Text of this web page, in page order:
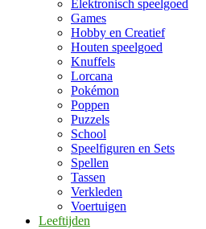
Elektronisch speelgoed
Games
Hobby en Creatief
Houten speelgoed
Knuffels
Lorcana
Pokémon
Poppen
Puzzels
School
Speelfiguren en Sets
Spellen
Tassen
Verkleden
Voertuigen
Leeftijden